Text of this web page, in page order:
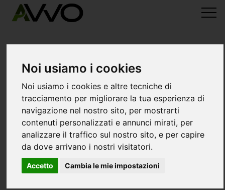
Noi usiamo i cookies
Noi usiamo i cookies e altre tecniche di
tracciamento per migliorare la tua esperienza di
navigazione nel nostro sito, per mostrarti
contenuti personalizzati e annunci mirati, per
analizzare il traffico sul nostro sito, e per capire
da dove arrivano i nostri visitatori.
Accetto Cambia le mie impostazioni